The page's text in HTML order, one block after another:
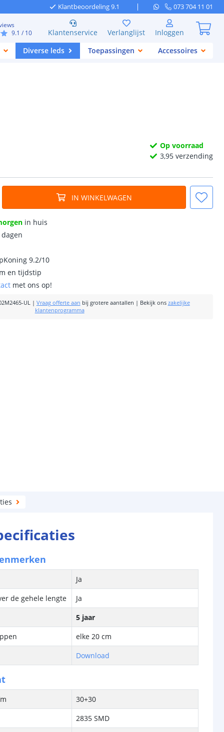
Klantbeoordeling 9.1 073 704 11 01
9.1 / 10 Klantenservice Verlanglijst
Inloggen
Diverse leds Toepassingen Accessoires
Op voorraad
3,95 verzending
IN WINKELWAGEN
in huis
9.2/10
en tijdstip
met ons op!
UL| Vraag offerte aan bij grotere aantallen | Bekijk ons zakelijke
klantenprogramma
Ja
de gehele lengte
Ja
5 jaar
elke 20 cm
Download
30+30
2835 SMD